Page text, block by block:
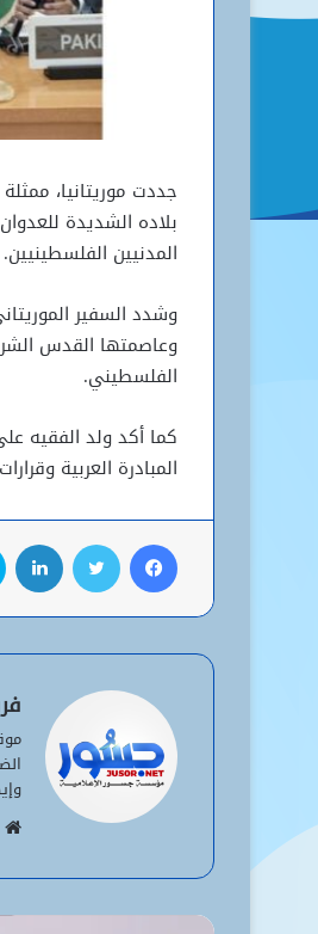
جددت موريتانيا،
بلاده الشديدة
المدنيين الفلسطينيين.
وشدد السفير
وعاصمتها القدس
الفلسطيني.
كما أكد ولد الفقيه
المبادرة العربية
فيسبوك تويتر